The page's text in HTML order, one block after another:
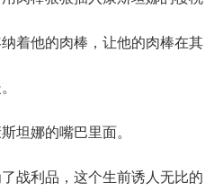
着他的肉棒，让他的肉棒在其
娜的嘴巴里面。
利品，这个生前诱人无比的